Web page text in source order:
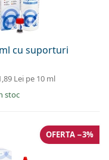
cu suporturi
Leipe 10 ml
stoc
OFERTA −3%